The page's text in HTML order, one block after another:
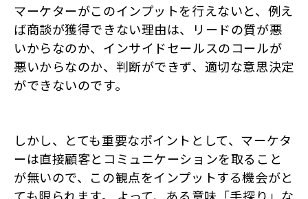
マーケターがこのインプットを行えないと、例え
ば商談が獲得できない理由は、リードの質が悪
いからなのか、インサイドセールスのコールが
悪いからなのか、判断ができず、適切な意思決定
ができないのです。
しかし、とても重要なポイントとして、マーケタ
ーは直接顧客とコミュニケーションを取ること
が無いので、この観点をインプットする機会がと